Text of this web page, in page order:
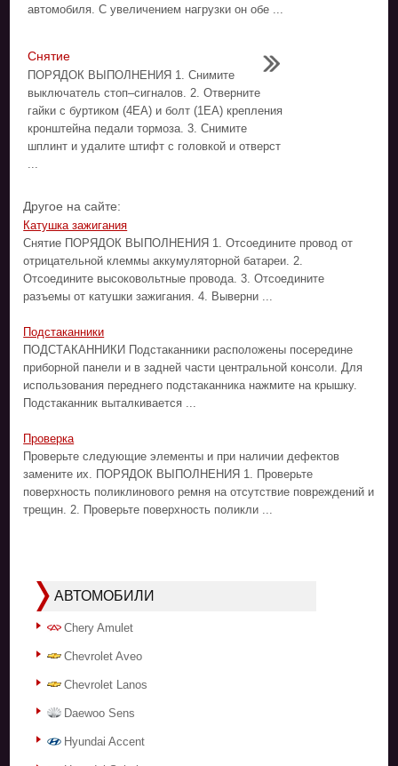
автомобиля. С увеличением нагрузки он обе ...
Снятие
ПОРЯДОК ВЫПОЛНЕНИЯ 1. Снимите
выключатель стоп–сигналов. 2. Отверните
гайки с буртиком (4EA) и болт (1EA) крепления
кронштейна педали тормоза. 3. Снимите
шплинт и удалите штифт с головкой и отверст
Другое на сайте:
Катушка зажигания
Снятие ПОРЯДОК ВЫПОЛНЕНИЯ 1. Отсоедините провод от
отрицательной клеммы аккумуляторной батареи. 2.
Отсоедините высоковольтные провода. 3. Отсоедините
разъемы от катушки зажигания. 4. Выверни ...
Подстаканники
ПОДСТАКАННИКИ Подстаканники расположены посередине
приборной панели и в задней части центральной консоли. Для
использования переднего подстаканника нажмите на крышку.
Подстаканник выталкивается ...
Проверка
Проверьте следующие элементы и при наличии дефектов
замените их. ПОРЯДОК ВЫПОЛНЕНИЯ 1. Проверьте
поверхность поликлинового ремня на отсутствие повреждений и
трещин. 2. Проверьте поверхность поликли ...
АВТОМОБИЛИ
Chery Amulet
Chevrolet Aveo
Chevrolet Lanos
Daewoo Sens
Hyundai Accent